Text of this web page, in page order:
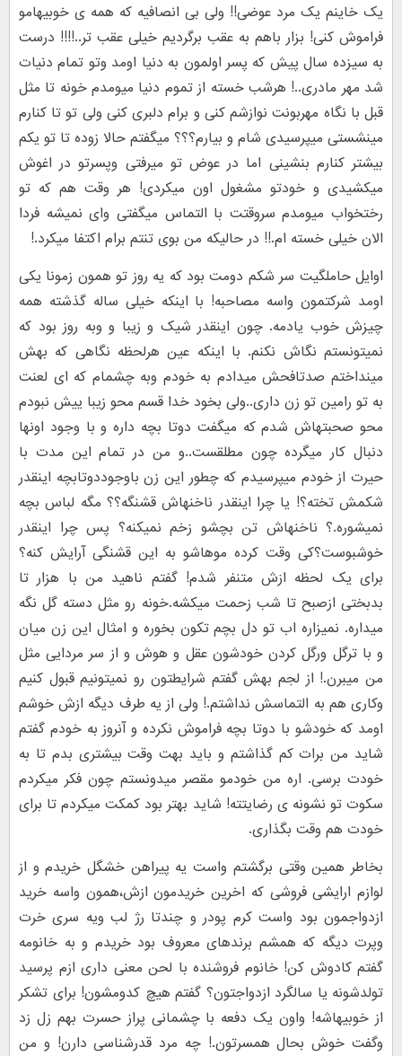
یک خاینم یک مرد عوضی!! ولی بی انصافیه که همه ی خوبیهامو
فراموش کنی! بزار باهم به عقب برگردیم خیلی عقب تر..!!!! درست
به سیزده سال پیش که پسر اولمون به دنیا اومد وتو تمام دنیات
شد مهر مادری..! هرشب خسته از تموم دنیا میومدم خونه تا مثل
قبل با نگاه مهربونت نوازشم کنی و برام دلبری کنی ولی تو تا کنارم
مینشستی میپرسیدی شام و بیارم؟؟؟ میگفتم حالا زوده تا تو یکم
بیشتر کنارم بنشینی اما در عوض تو میرفتی وپسرتو در اغوش
میکشیدی و خودتو مشغول اون میکردی! هر وقت هم که تو
رختخواب میومدم سروقتت با التماس میگفتی وای نمیشه فردا
الان خیلی خسته ام.!! در حالیکه من بوی تنتم برام اکتفا میکرد.!
اوایل حاملگیت سر شکم دومت بود که یه روز تو همون زمونا یکی
اومد شرکتمون واسه مصاحبه! با اینکه خیلی ساله گذشته همه
چیزش خوب یادمه. چون اینقدر شیک و زیبا و وبه روز بود که
نمیتونستم نگاش نکنم. با اینکه عین هرلحظه نگاهی که بهش
مینداختم صدتافحش میدادم به خودم وبه چشمام که ای لعنت
به تو رامین تو زن داری..ولی بخود خدا قسم محو زیبا ییش نبودم
محو صحبتهاش شدم که میگفت دوتا بچه داره و با وجود اونها
دنبال کار میگرده چون مطلقست..و من در تمام این مدت با
حیرت از خودم میپرسیدم که چطور این زن باوجوددوتابچه اینقدر
شکمش تخته؟! یا چرا اینقدر ناخنهاش قشنگه؟؟ مگه لباس بچه
نمیشوره.؟ ناخنهاش تن بچشو زخم نمیکنه؟ پس چرا اینقدر
خوشبوست؟کی وقت کرده موهاشو به این قشنگی آرایش کنه؟
برای یک لحظه ازش متنفر شدم! گفتم ناهید من با هزار تا
بدبختی ازصبح تا شب زحمت میکشه.خونه رو مثل دسته گل نگه
میداره. نمیزاره اب تو دل بچم تکون بخوره و امثال این زن میان
و با ترگل ورگل کردن خودشون عقل و هوش و از سر مردایی مثل
من میبرن.! از لجم بهش گفتم شرایطتون رو نمیتونیم قبول کنیم
وکاری هم به التماسش نداشتم.! ولی از یه طرف دیگه ازش خوشم
اومد که خودشو با دوتا بچه فراموش نکرده و آنروز به خودم گفتم
شاید من برات کم گذاشتم و باید بهت وقت بیشتری بدم تا به
خودت برسی. اره من خودمو مقصر میدونستم چون فکر میکردم
سکوت تو نشونه ی رضایتته! شاید بهتر بود کمکت میکردم تا برای
خودت هم وقت بگذاری.
بخاطر همین وقتی برگشتم واست یه پیراهن خشگل خریدم و از
لوازم ارایشی فروشی که اخرین خریدمون ازش،همون واسه خرید
ازدواجمون بود واست کرم پودر و چندتا رژ لب ویه سری خرت
وپرت دیگه که همشم برندهای معروف بود خریدم و به خانومه
گفتم کادوش کن! خانوم فروشنده با لحن معنی داری ازم پرسید
تولدشونه یا سالگرد ازدواجتون؟ گفتم هیچ کدومشون! برای تشکر
از خوبیهاشه! واون یک دفعه با چشمانی پراز حسرت بهم زل زد
وگفت خوش بحال همسرتون.! چه مرد قدرشناسی دارن! و من